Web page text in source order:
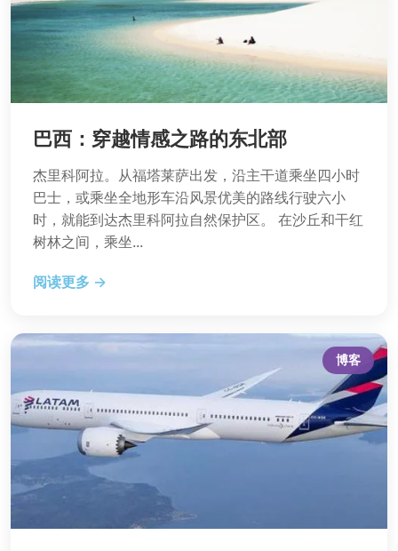
巴西：穿越情感之路的东北部
杰里科阿拉。从福塔莱萨出发，沿主干道乘坐四小时
巴士，或乘坐全地形车沿风景优美的路线行驶六小
时，就能到达杰里科阿拉自然保护区。 在沙丘和干红
树林之间，乘坐...
阅读更多 →
博客